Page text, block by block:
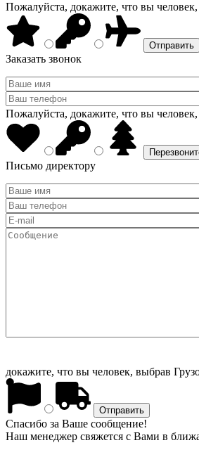
Пожалуйста, докажите, что вы
Заказать звонок
Пожалуйста, докажите, что вы
Письмо директору
докажите, что вы человек, выбрав
Спасибо за Ваше сообщение!
Наш менеджер свяжется с Вами в